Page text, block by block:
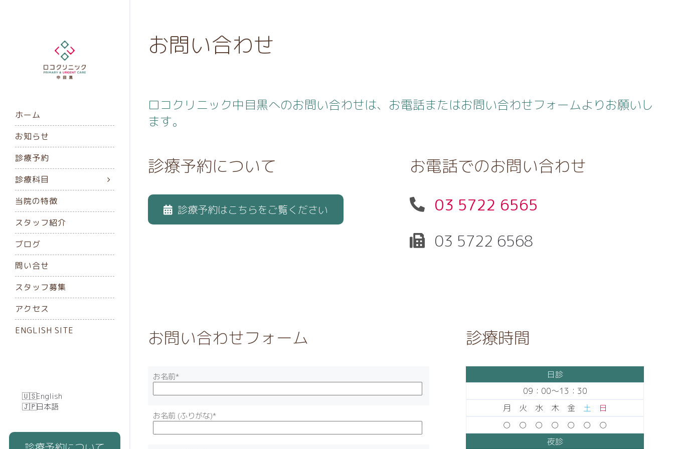
ホーム
お知らせ
診療予約
診療科目
当院の特徴
スタッフ紹介
ブログ
問い合せ
スタッフ募集
アクセス
ENGLISH SITE
English
日本語
お問い合わせ
ロコクリニック中目黒へのお問い合わせは、お電話またはお問い合わせフォームよりお願いし
ます。
診療予約について
診療予約はこちらをご覧ください
お電話でのお問い合わせ
03 5722 6565
03 5722 6568
お問い合わせフォーム
お名前*
お名前 (ふりがな)*
診療時間
日診
09：00〜13：30
月 火 水 木 金
土
日
○ ○ ○ ○ ○ ○ ○
夜診